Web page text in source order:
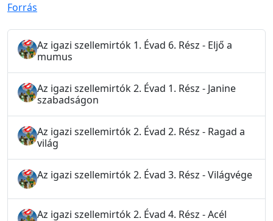
Forrás
Az igazi szellemirtók 1. Évad 6. Rész - Eljő a
mumus
Az igazi szellemirtók 2. Évad 1. Rész - Janine
szabadságon
Az igazi szellemirtók 2. Évad 2. Rész - Ragad a
világ
Az igazi szellemirtók 2. Évad 3. Rész - Világvége
Az igazi szellemirtók 2. Évad 4. Rész - Acél